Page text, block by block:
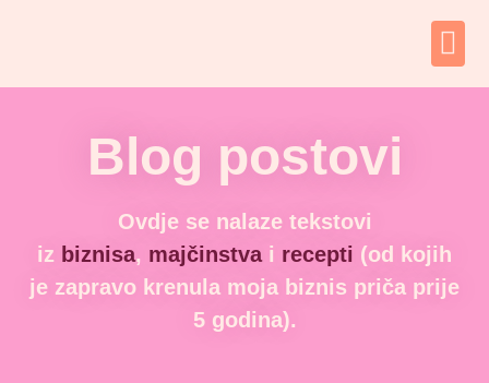
Blog postovi
Ovdje se nalaze tekstovi
iz biznisa, majčinstvai recepti (od kojih
je zapravo krenula moja biznis priča prije
5 godina).